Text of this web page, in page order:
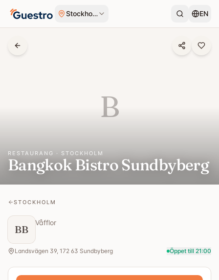
Stockholm EN
B
RESTAURANG · STOCKHOLM
Bangkok Bistro Sundbyberg
STOCKHOLM
BB
Våfflor
Landsvägen 39, 172 63 Sundbyberg Öppet till 21:00